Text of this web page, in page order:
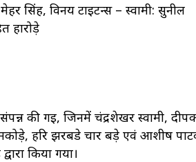
सिंह, विनय टाइटन्स – स्वामी: सुनील
हारोड़े
संपन्न की गई, जिनमें चंद्रशेखर स्वामी,
हरि झरबडे चार बड़े एवं आशीष
किया गया।